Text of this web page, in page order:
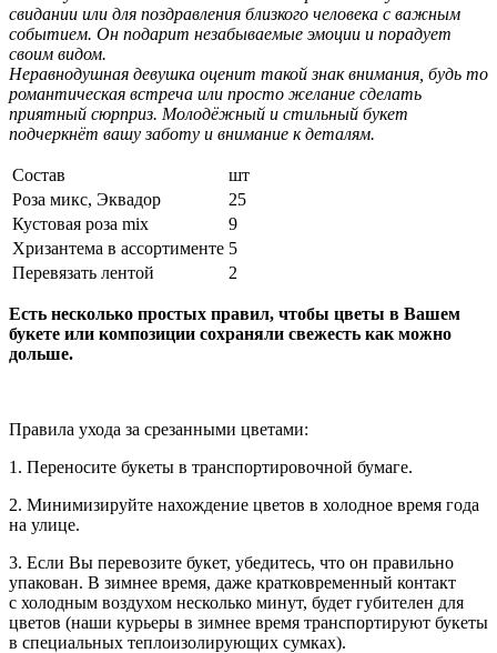
свидании или для поздравления близкого человека с важным
событием. Он подарит незабываемые эмоции и порадует
своим видом.
Неравнодушная девушка оценит такой знак внимания, будь то
романтическая встреча или просто желание сделать
приятный сюрприз. Молодёжный и стильный букет
подчеркнёт вашу заботу и внимание к деталям.
Состав
шт
Роза микс, Эквадор
25
Кустовая роза mix
9
Хризантема в ассортименте 5
Перевязать лентой
2
Есть несколько простых правил, чтобы цветы в Вашем
букете или композиции сохраняли свежесть как можно
дольше.
Правила ухода за срезанными цветами:
1. Переносите букеты в транспортировочной бумаге.
2. Минимизируйте нахождение цветов в холодное время года
на улице.
3. Если Вы перевозите букет, убедитесь, что он правильно
упакован. В зимнее время, даже кратковременный контакт
с холодным воздухом несколько минут, будет губителен для
цветов (наши курьеры в зимнее время транспортируют букеты
в специальных теплоизолирующих сумках).